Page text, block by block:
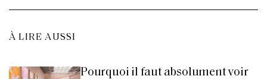
À LIRE AUSSI
Pourquoi il faut absolument voir